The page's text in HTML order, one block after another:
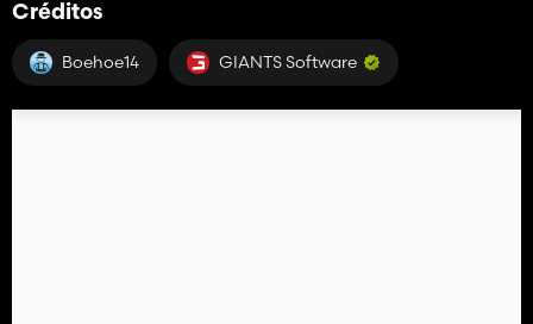
Créditos
Boehoe14 GIANTS Software